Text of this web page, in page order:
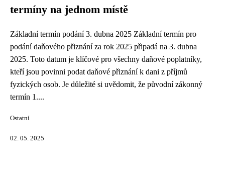
termíny na jednom místě
Základní termín podání 3. dubna 2025 Základní termín pro
podání daňového přiznání za rok 2025 připadá na 3. dubna
2025. Toto datum je klíčové pro všechny daňové poplatníky,
kteří jsou povinni podat daňové přiznání k dani z příjmů
fyzických osob. Je důležité si uvědomit, že původní zákonný
termín 1....
Ostatní
02. 05. 2025